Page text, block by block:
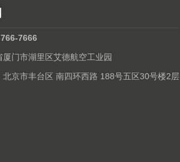
7666
厦门市湖里区艾德航空工业园
北京市丰台区 南四环西路 188号五区30号楼2层